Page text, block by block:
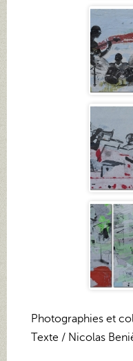
Photographies et
Texte / Nicolas